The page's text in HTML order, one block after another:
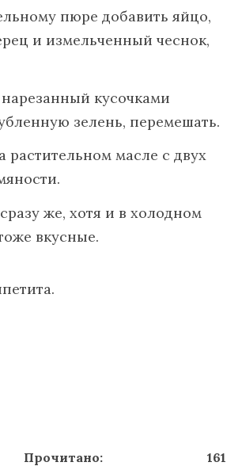
пюре добавить яйцо,
и измельченный чеснок,
кусочками
зелень, перемешать.
растительном масле с двух
же, хотя и в холодном
вкусные.
Прочитано: 161